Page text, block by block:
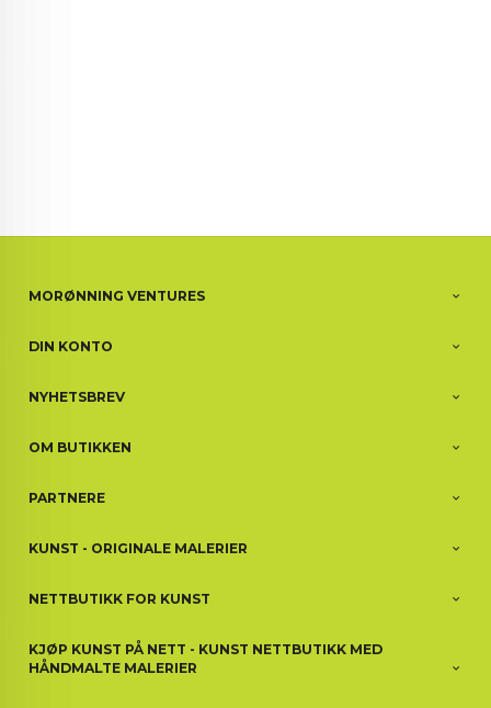
MORØNNING VENTURES
DIN KONTO
NYHETSBREV
OM BUTIKKEN
PARTNERE
KUNST - ORIGINALE MALERIER
NETTBUTIKK FOR KUNST
KJØP KUNST PÅ NETT - KUNST NETTBUTIKK MED
HÅNDMALTE MALERIER